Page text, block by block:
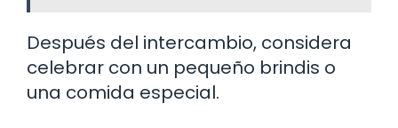
Después del intercambio, considera
celebrar con un pequeño brindis o
una comida especial.